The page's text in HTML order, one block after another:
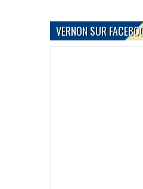
VERNON SUR